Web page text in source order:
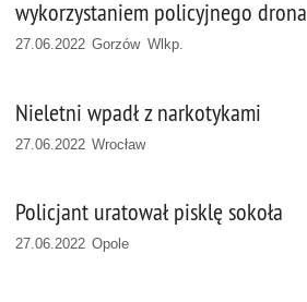
wykorzystaniem policyjnego drona
27.06.2022 Gorzów Wlkp.
Nieletni wpadł z narkotykami
27.06.2022 Wrocław
Policjant uratował pisklę sokoła
27.06.2022 Opole